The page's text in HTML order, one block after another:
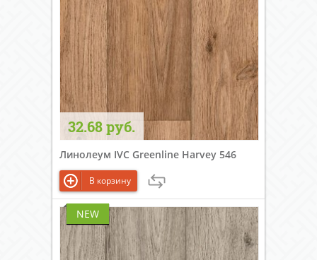
32.68 руб.
Линолеум IVC Greenline Harvey 546
В корзину
NEW